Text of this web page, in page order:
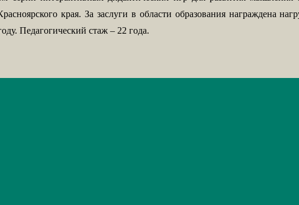
края. За заслуги в области образования награждена
Педагогический стаж – 22 года.